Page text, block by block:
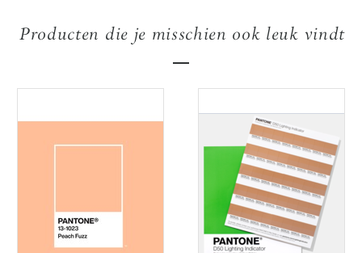
Producten die je misschien ook leuk vindt